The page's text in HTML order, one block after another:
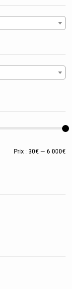
Prix
Prix
Prix : 30€ — 6 000€